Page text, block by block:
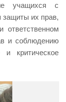
учащихся с
их прав,
ответственном
и соблюдению
и критическое